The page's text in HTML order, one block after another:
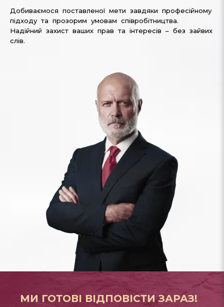
Добиваємося поставленої мети завдяки професійному
підходу та прозорим умовам співробітництва.
Надійний захист ваших прав та інтересів – без зайвих
слів.
МИ ГОТОВІ ВІДПОВІСТИ ЗАРАЗ!